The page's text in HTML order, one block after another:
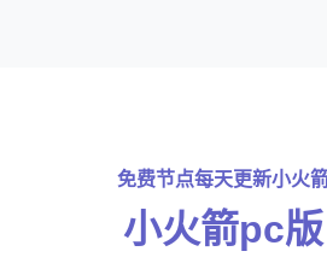
免费节点每天更新小火
小火箭pc版